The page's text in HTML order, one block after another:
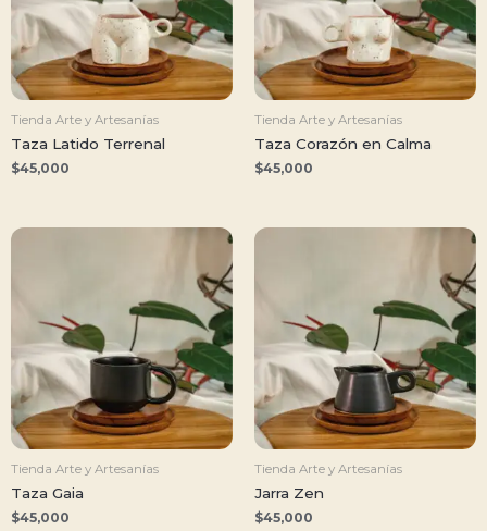
Tienda Arte y Artesanías
Taza Latido Terrenal
$45,000
Tienda Arte y Artesanías
Taza Corazón en Calma
$45,000
Tienda Arte y Artesanías
Taza Gaia
$45,000
Tienda Arte y Artesanías
Jarra Zen
$45,000